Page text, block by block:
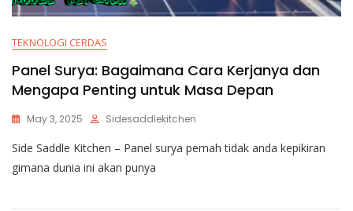
TEKNOLOGI CERDAS
Panel Surya: Bagaimana Cara Kerjanya dan
Mengapa Penting untuk Masa Depan
May 3, 2025 Sidesaddlekitchen
Side Saddle Kitchen – Panel surya pernah tidak anda kepikiran
gimana dunia ini akan punya